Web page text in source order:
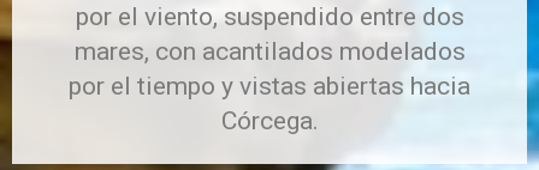
por el viento, suspendido entre dos
mares, con acantilados modelados
por el tiempo y vistas abiertas hacia
Córcega.